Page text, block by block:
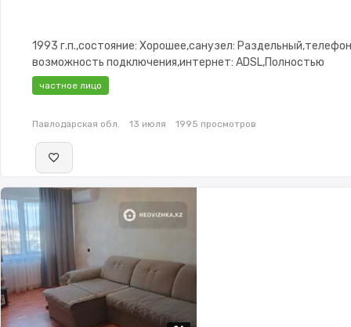
1993 г.п.,состояние: Хорошее,санузел:
возможность подключения,интернет: ADSL,Полностью
меблирована,Полностью меблирована,паркинг: Рядом
стоянка,Домофон,Видеонаблюдение,Пластиковые
частное лицо
Павлодарская обл. 13 июля 1995 просмотров